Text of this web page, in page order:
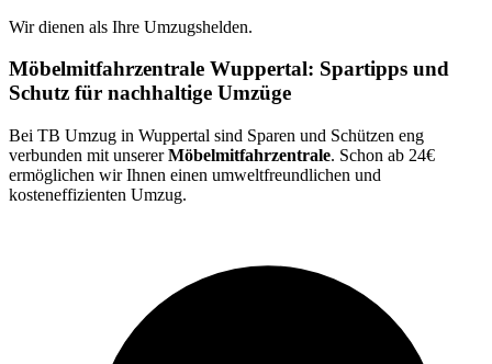
Wir dienen als Ihre Umzugshelden.
Möbelmitfahrzentrale Wuppertal: Spartipps und
Schutz für nachhaltige Umzüge
Bei TB Umzug in Wuppertal sind Sparen und Schützen eng
verbunden mit unsererMöbelmitfahrzentrale. Schon ab 24€
ermöglichen wir Ihnen einen umweltfreundlichen und
kosteneffizienten Umzug.